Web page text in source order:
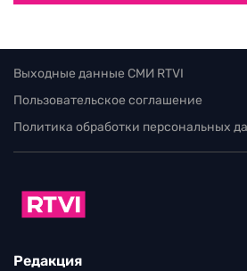
Выходные данные СМИ RTVI
Пользовательское соглашение
Политика обработки персональных
Редакция